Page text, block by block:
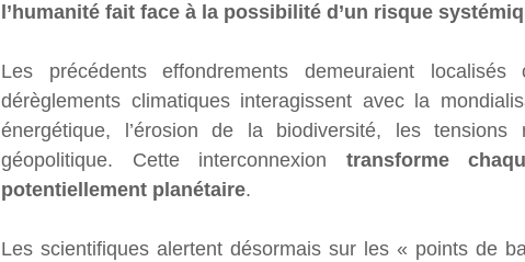
l’humanité fait face à la possibilité d’un risque
Les précédents effondrements demeuraient localisés
dérèglements climatiques interagissent avec la
énergétique, l’érosion de la biodiversité, les tensions
géopolitique. Cette interconnexion transforme
potentiellement planétaire.
Les scientifiques alertent désormais sur les « points de